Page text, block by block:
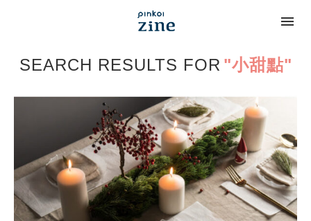
SEARCH RESULTS FOR "小甜點"